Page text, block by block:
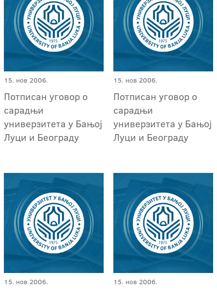
15. нов 2006.
Потписан уговор о
сарадњи
универзитета у Бањој
Луци и Београду
15. нов 2006.
Потписан уговор о
сарадњи
универзитета у Бањој
Луци и Београду
15. нов 2006. 15. нов 2006.